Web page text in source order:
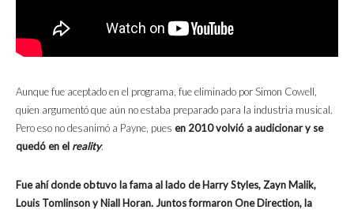
Aunque fue aceptado en el programa, fue eliminado por Simon Cowell,
quien argumentó que aún no estaba preparado para la industria musical.
Pero eso no desanimó a Payne, pues en 2010 volvió a audicionar y se
quedó en el reality.
Fue ahí donde obtuvo la fama al lado de Harry Styles, Zayn Malik,
Louis Tomlinson y Niall Horan. Juntos formaron One Direction, la